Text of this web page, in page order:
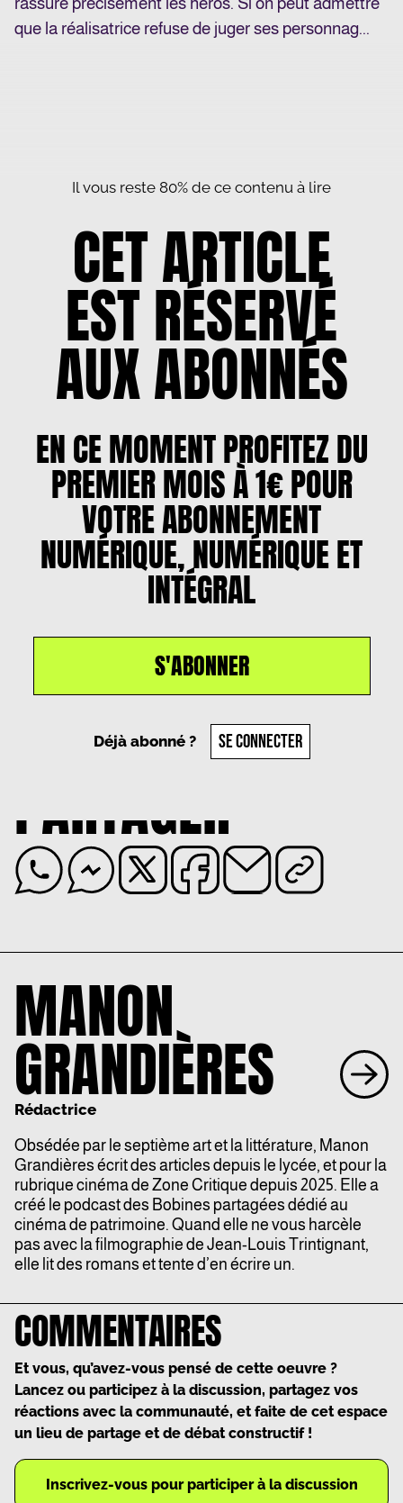
que la réalisatrice refuse de juger ses personnag...
Il vous reste 80% de ce contenu à lire
CET ARTICLE
EST RÉSERVÉ
AUX ABONNÉS
EN CE MOMENT PROFITEZ DU
PREMIER MOIS À 1€ POUR
VOTRE ABONNEMENT
NUMÉRIQUE, NUMÉRIQUE ET
INTÉGRAL
S'ABONNER
Déjà abonné ? SE CONNECTER
Manon Grandières
PARTAGER
MANON
GRANDIÈRES
Rédactrice
Obsédée par le septième art et la littérature, Manon
Grandières écrit des articles depuis le lycée, et pour la
rubrique cinéma de Zone Critique depuis 2025. Elle a
créé le podcast des Bobines partagées dédié au
cinéma de patrimoine. Quand elle ne vous harcèle
pas avec la filmographie de Jean-Louis Trintignant,
elle lit des romans et tente d’en écrire un.
COMMENTAIRES
Et vous, qu’avez-vous pensé de cette oeuvre ?
Lancez ou participez à la discussion, partagez vos
réactions avec la communauté, et faite de cet espace
un lieu de partage et de débat constructif !
Inscrivez-vous pour participer à la discussion